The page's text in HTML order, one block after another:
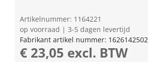
Artikelnummer: 1164221
op voorraad | 3-5 dagen levertijd
Fabrikant artikel nummer: 1626142502
€ 23,05 excl. BTW